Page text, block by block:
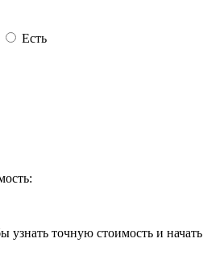
Есть
узнать точную стоимость и начать